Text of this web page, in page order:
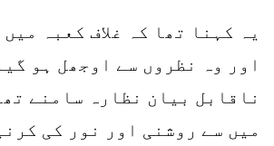
یہ کہنا تھا کہ غلاف کعبہ
اور وہ نظروں سے اوجھل ہو
ناقابل بیان نظارہ سامنے
میں سے روشنی اور نور کی